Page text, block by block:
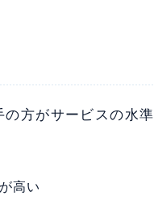
方がサービスの水準
高い